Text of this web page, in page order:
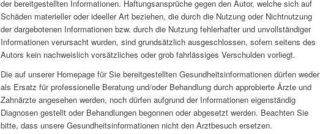
der bereitgestellten Informationen. Haftungsansprüche gegen den Autor, welche sich auf
Schäden materieller oder ideeller Art beziehen, die durch die Nutzung oder Nichtnutzung
der dargebotenen Informationen bzw. durch die Nutzung fehlerhafter und unvollständiger
Informationen verursacht wurden, sind grundsätzlich ausgeschlossen, sofern seitens des
Autors kein nachweislich vorsätzliches oder grob fahrlässiges Verschulden vorliegt.
Die auf unserer Homepage für Sie bereitgestellten Gesundheitsinformationen dürfen weder
als Ersatz für professionelle Beratung und/oder Behandlung durch approbierte Ärzte und
Zahnärzte angesehen werden, noch dürfen aufgrund der Informationen eigenständig
Diagnosen gestellt oder Behandlungen begonnen oder abgesetzt werden. Beachten Sie
bitte, dass unsere Gesundheitsinformationen nicht den Arztbesuch ersetzen.